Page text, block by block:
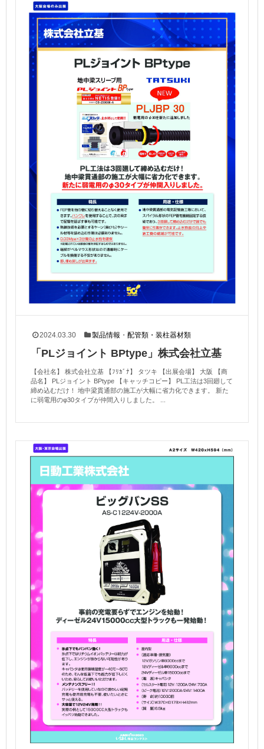
2024.03.30 製品情報 ・配管類・装柱器材類
「PLジョイント BPtype」株式会社立基
【会社名】 株式会社立基 【ﾌﾘｶﾞﾅ】 タツキ 【出展会場】 大阪 【商
品名】 PLジョイント BPtype 【キャッチコピー】 PL工法は3回廻して
締め込むだけ！ 地中梁貫通部の施工が大幅に省力化できます。 新た
に弱電用のφ30タイプが仲間入りしました。 ...